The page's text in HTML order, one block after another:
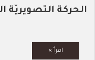
الحركة التصويريّة